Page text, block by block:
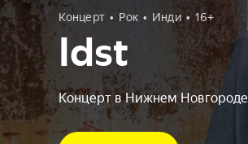
Концерт Рок Инди 16+
Idst
Концерт в Нижнем Новгороде